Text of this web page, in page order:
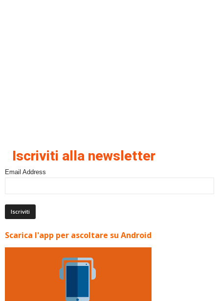
Iscriviti alla newsletter
Email Address
Scarica l'app per ascoltare su Android